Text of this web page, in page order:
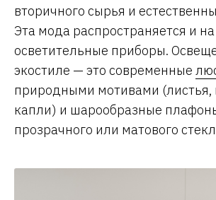
вторичного сырья и
Эта мода распространяется и на
осветительные приборы.
экостиле — это современные
природными мотивами (листья,
капли) и шарообразные
прозрачного или матового